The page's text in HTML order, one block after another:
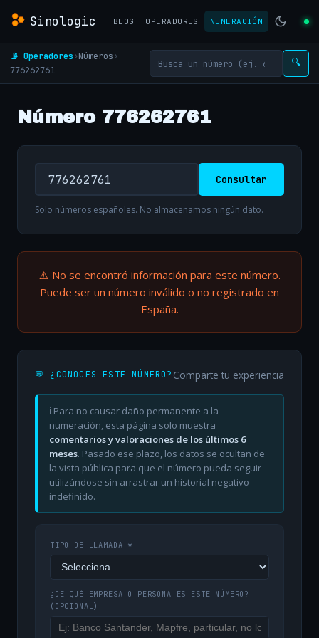
Sinologic BLOG OPERADORES NUMERACIÓN
📡 Operadores›Números›
776262761
🔍
Número 776262761
Consultar
Solo números españoles. No almacenamos ningún dato.
⚠️ No se encontró información para este número.
Puede ser un número inválido o no registrado en
España.
💬 ¿CONOCES ESTE NÚMERO? Comparte tu experiencia
ℹ️ Para no causar daño permanente a la
numeración, esta página solo muestra
comentarios y valoraciones de los últimos 6
meses. Pasado ese plazo, los datos se ocultan de
la vista pública para que el número pueda seguir
utilizándose sin arrastrar un historial negativo
indefinido.
TIPO DE LLAMADA *
¿DE QUÉ EMPRESA O PERSONA ES ESTE NÚMERO?
(OPCIONAL)